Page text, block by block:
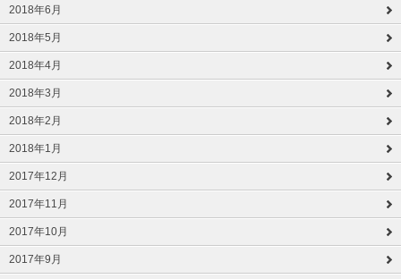
2018年6月
2018年5月
2018年4月
2018年3月
2018年2月
2018年1月
2017年12月
2017年11月
2017年10月
2017年9月